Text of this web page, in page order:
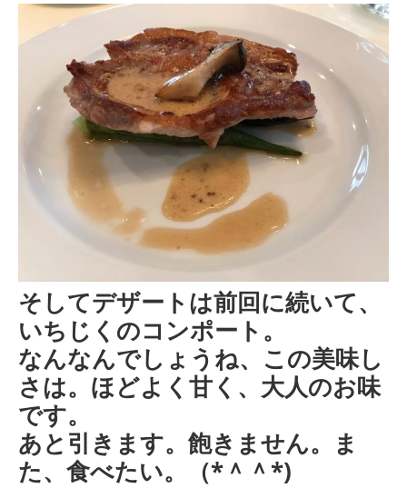
そしてデザートは前回に続いて、
いちじくのコンポート。
なんなんでしょうね、この美味し
さは。ほどよく甘く、大人のお味
です。
あと引きます。飽きません。ま
た、食べたい。（*＾＾*)